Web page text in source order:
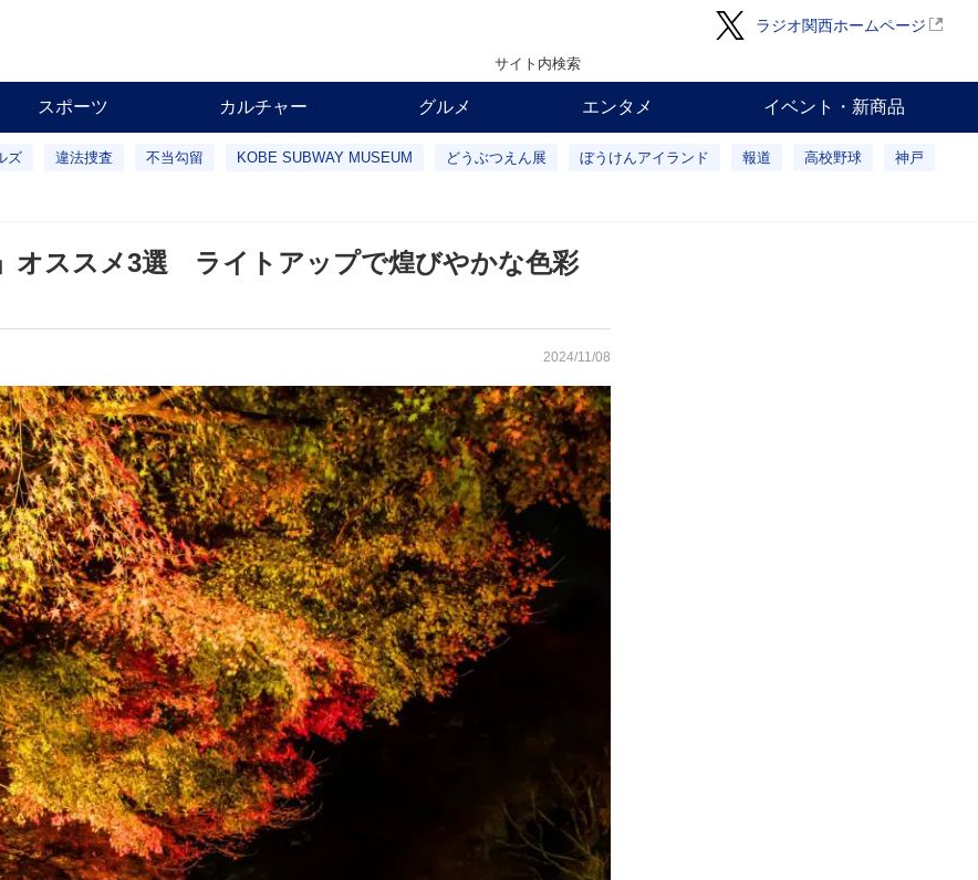
ラジオ関西ホームページ
サイト内検索
スポーツ カルチャー グルメ エンタメ イベント・新商品
ズ 違法捜査 不当勾留 KOBE SUBWAY MUSEUM どうぶつえん展 ぼうけんアイランド 報道 高校野球 神戸
オススメ3選 ライトアップで煌びやかな色彩
2024/11/08